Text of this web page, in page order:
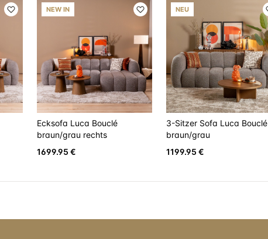
NEW IN
Ecksofa Luca Bouclé
braun/grau rechts
1699.95 €
NEU
3-Sitzer Sofa Luca Bouclé
braun/grau
1199.95 €